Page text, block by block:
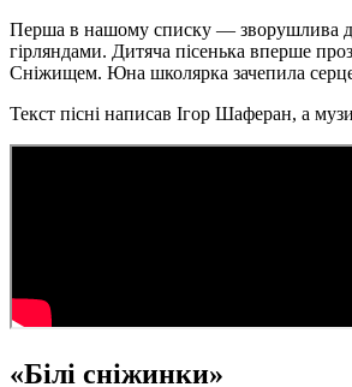
Перша в нашому списку — зворушлива
гірляндами. Дитяча пісенька вперше
Сніжищем. Юна школярка зачепила серце
Текст пісні написав Ігор Шаферан, а
«Білі сніжинки»